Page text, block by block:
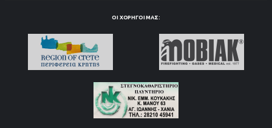
ΟΙ ΧΟΡΗΓΟΊ ΜΑΣ: